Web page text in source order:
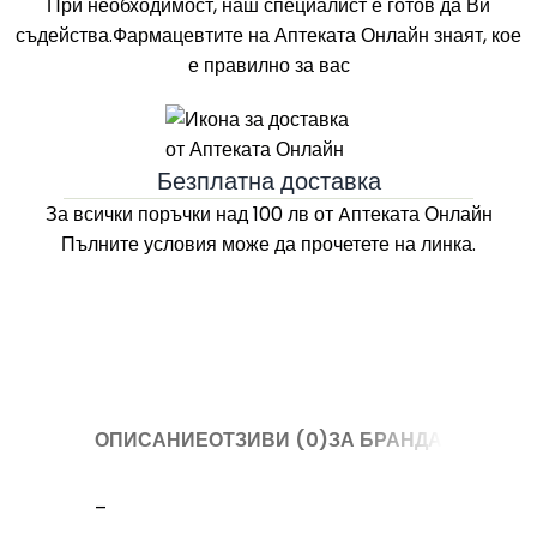
съдейства.Фармацевтите наАптеката Онлайн знаят, кое
е правилно за вас
Безплатна доставка
За всички поръчки над 100 лв от Aптеката Онлайн
Пълните условия може да прочетете на линка.
ОПИСАНИЕОТЗИВИ (0)ЗА БРАНДА
–